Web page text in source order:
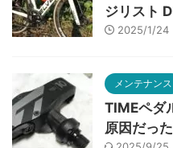
ジリスト
2025/1/24
メンテナンス
TIMEペダ
原因だった